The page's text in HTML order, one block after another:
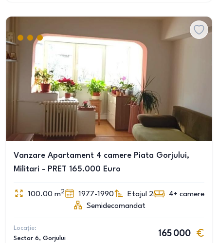
Vanzare Apartament 4 camere Piata Gorjului,
Militari - PRET 165.000 Euro
100.00 m2 1977-1990 Etajul 2 4+ camere
Semidecomandat
Locație:
Sector 6, Gorjului
165 000